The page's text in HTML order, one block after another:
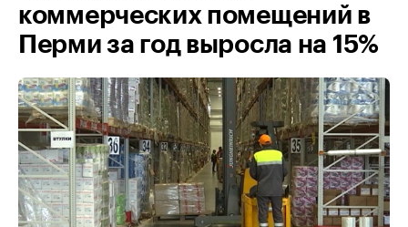
коммерческих помещений в
Перми за год выросла на 15%